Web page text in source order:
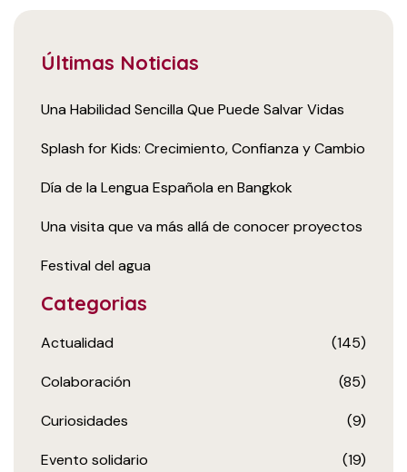
Últimas Noticias
Una Habilidad Sencilla Que Puede Salvar Vidas
Splash for Kids: Crecimiento, Confianza y Cambio
Día de la Lengua Española en Bangkok
Una visita que va más allá de conocer proyectos
Festival del agua
Categorias
Actualidad (145)
Colaboración (85)
Curiosidades (9)
Evento solidario (19)